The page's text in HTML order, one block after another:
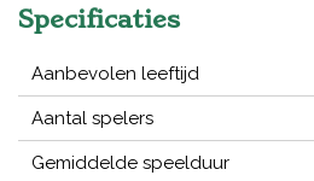
Specificaties
Aanbevolen leeftijd
Aantal spelers
Gemiddelde speelduur